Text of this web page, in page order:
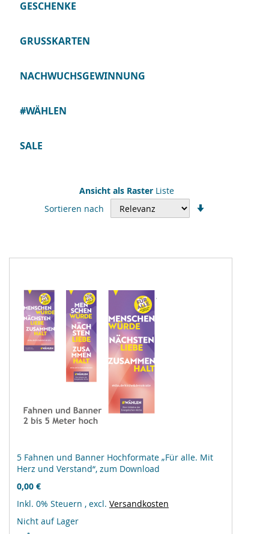
Ansicht als Raster Liste
Sortieren nach
5 Fahnen und Banner Hochformate „Für alle. Mit
Herz und Verstand“, zum Download
0,00 €
Inkl. 0% Steuern , excl. Versandkosten
Nicht auf Lager
GESCHENKE
GRUSSKARTEN
NACHWUCHSGEWINNUNG
#WÄHLEN
SALE